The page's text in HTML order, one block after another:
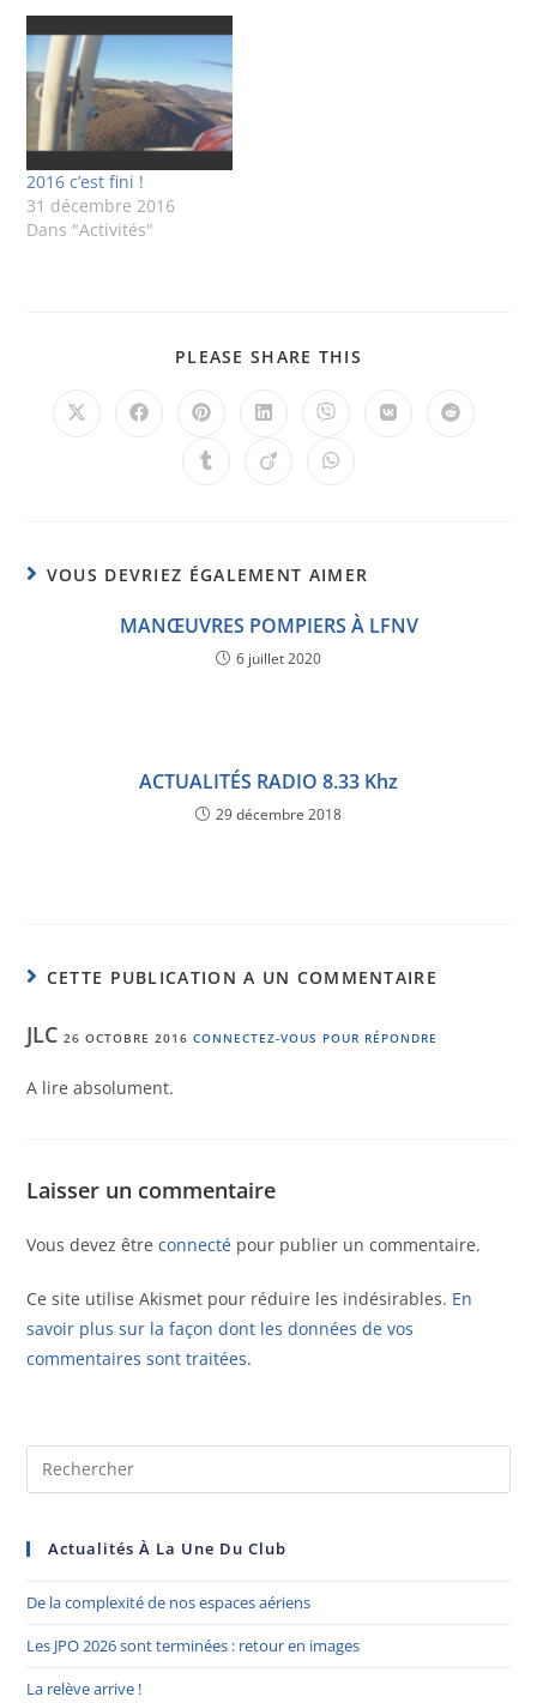
2016 c’est fini !
31 décembre 2016
Dans "Activités"
PLEASE SHARE THIS
VOUS DEVRIEZ ÉGALEMENT AIMER
MANŒUVRES POMPIERS À LFNV
6 juillet 2020
ACTUALITÉS RADIO 8.33 Khz
29 décembre 2018
CETTE PUBLICATION A UN COMMENTAIRE
JLC26 OCTOBRE 2016 CONNECTEZ-VOUS POUR RÉPONDRE
A lire absolument.
Laisser un commentaire
Vous devez êtreconnecté pour publier un commentaire.
Ce site utilise Akismet pour réduire les indésirables. En
savoir plus sur la façon dont les données de vos
commentaires sont traitées.
Actualités À La Une Du Club
De la complexité de nos espaces aériens
Les JPO 2026 sont terminées : retour en images
La relève arrive !